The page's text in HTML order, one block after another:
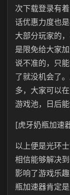
次下载登录有
话优惠力度也
大部分玩家的
是限免给大家
说不准的，只
了就没机会了
多，大家可以
游戏池，日后
[虎牙奶瓶加速
以上便是光环
相信能够解决
影响了游戏乐
瓶加速器肯定